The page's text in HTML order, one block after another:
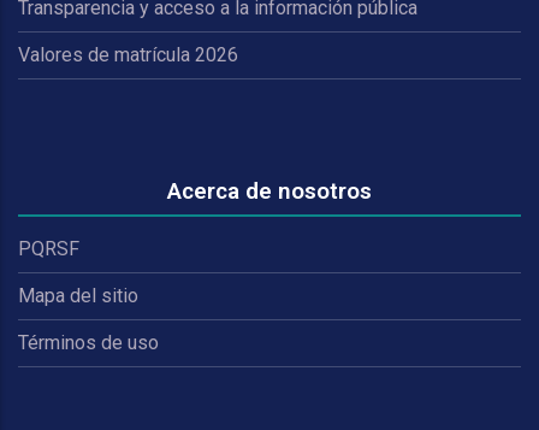
Transparencia y acceso a la información pública
Valores de matrícula 2026
Acerca de nosotros
PQRSF
Mapa del sitio
Términos de uso